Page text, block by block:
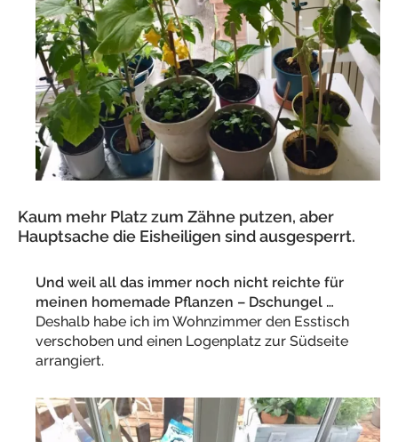
Kaum mehr Platz zum Zähne putzen, aber
Hauptsache die Eisheiligen sind ausgesperrt.
Und weil all das immer noch nicht reichte für
meinen homemade Pflanzen – Dschungel …
Deshalb habe ich im Wohnzimmer den Esstisch
verschoben und einen Logenplatz zur Südseite
arrangiert.